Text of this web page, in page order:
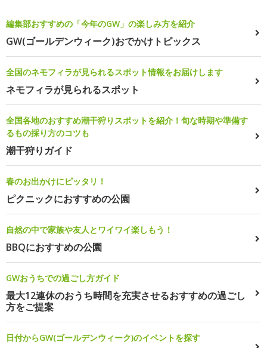
編集部おすすめの「今年のGW」の楽しみ方を紹介
GW(ゴールデンウィーク)おでかけトピックス
全国のネモフィラが見られるスポット情報をお届けします
ネモフィラが見られるスポット
全国各地のおすすめ潮干狩りスポットを紹介！旬な時期や準備す
るもの採り方のコツも
潮干狩りガイド
春のお出かけにピッタリ！
ピクニックにおすすめの公園
自然の中で家族や友人とワイワイ楽しもう！
BBQにおすすめの公園
GWおうちでの過ごし方ガイド
最大12連休のおうち時間を充実させるおすすめの過ごし
方をご提案
日付からGW(ゴールデンウィーク)のイベントを探す